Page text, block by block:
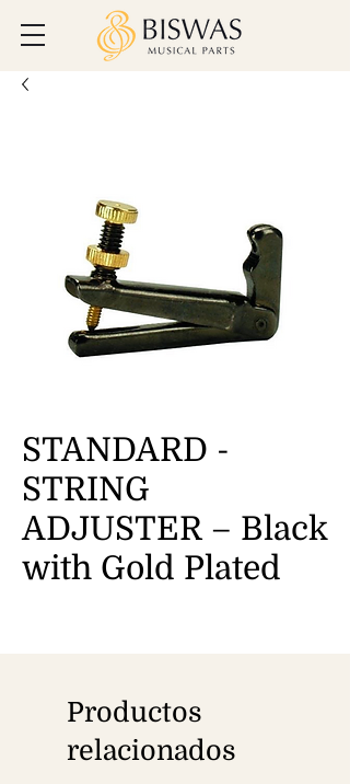
STANDARD -
STRING
ADJUSTER – Black
with Gold Plated
Productos
relacionados